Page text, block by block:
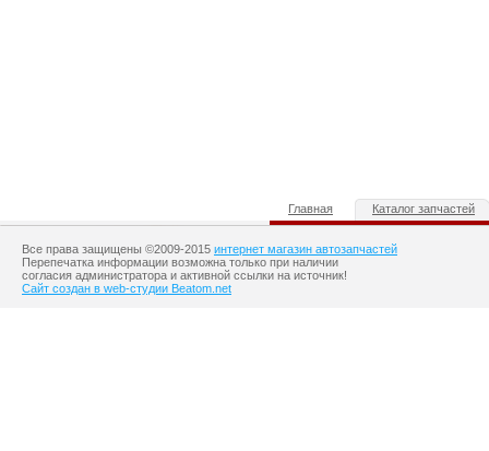
Главная Каталог запчастей
Все права защищены ©2009-2015 интернет магазин автозапчастей
Перепечатка информации возможна только при наличии
согласия администратора и активной ссылки на источник!
Сайт создан в web-студии Beatom.net